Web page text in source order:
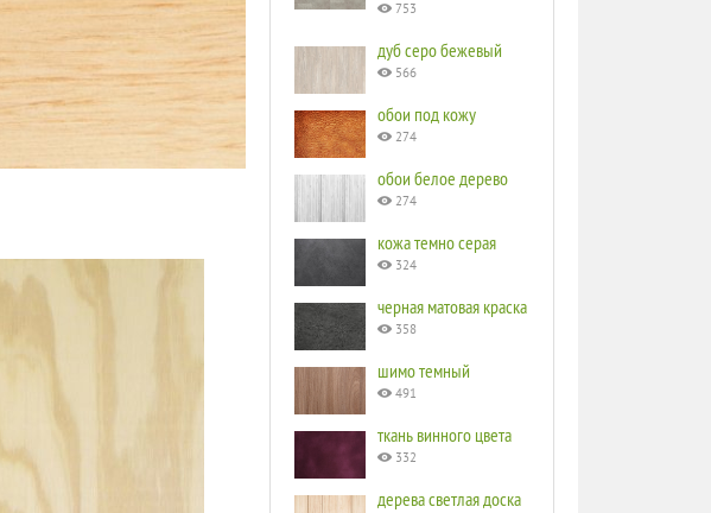
753
дуб серо бежевый
566
обои под кожу
274
обои белое дерево
274
кожа темно серая
324
черная матовая краска
358
шимо темный
491
ткань винного цвета
332
дерева светлая доска